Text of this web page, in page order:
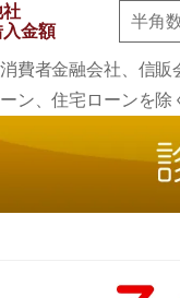
社
入金額
費者金融会社、信販
ン、住宅ローンを除